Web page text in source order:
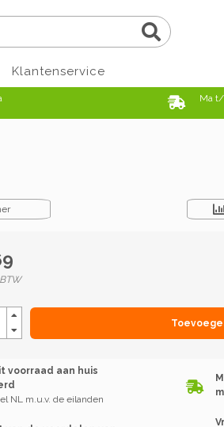
Klantenservice
Ma t/
voorraad aan huis
NL m.u.v. de eilanden